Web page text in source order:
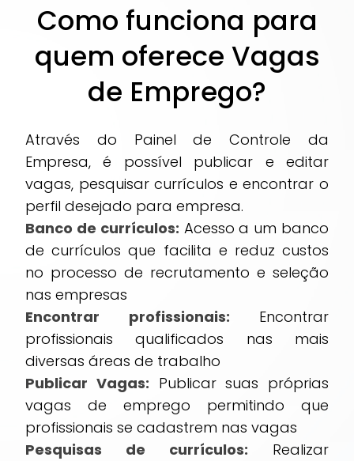
Como funciona para
quem oferece Vagas
de Emprego?
Através do Painel de Controle da
Empresa, é possível publicar e editar
vagas, pesquisar currículos e encontrar o
perfil desejado para empresa.
Banco de currículos: Acesso a um banco
de currículos que facilita e reduz custos
no processo de recrutamento e seleção
nas empresas
Encontrar profissionais: Encontrar
profissionais qualificados nas mais
diversas áreas de trabalho
Publicar Vagas: Publicar suas próprias
vagas de emprego permitindo que
profissionais se cadastrem nas vagas
Pesquisas de currículos: Realizar